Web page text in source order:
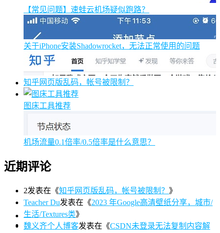
【常见问题】速蛙云机场疑似跑路？
关于iPhone安装Shadowrocket，无法正常使用的问题
知乎网页版乱码，帐号被限制？
图床工具推荐
机场流量0.1倍率/0.5倍率是什么意思？
近期评论
2发表在《知乎网页版乱码，帐号被限制？ 》
Teacher Du发表在《2023 年Google高清壁纸分享，城市/
生活/Textures类》
魏义齐个人博客发表在《CSDN未登录无法复制内容解